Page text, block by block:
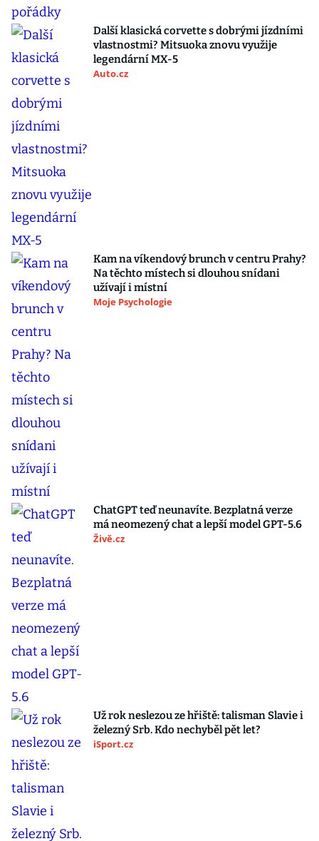
Další klasická corvette s dobrými jízdními
vlastnostmi? Mitsuoka znovu využije
legendární MX-5
Auto.cz
Kam na víkendový brunch v centru Prahy?
Na těchto místech si dlouhou snídani
užívají i místní
Moje Psychologie
ChatGPT teď neunavíte. Bezplatná verze
má neomezený chat a lepší model GPT-5.6
Živě.cz
Už rok neslezou ze hřiště: talisman Slavie i
železný Srb. Kdo nechyběl pět let?
iSport.cz